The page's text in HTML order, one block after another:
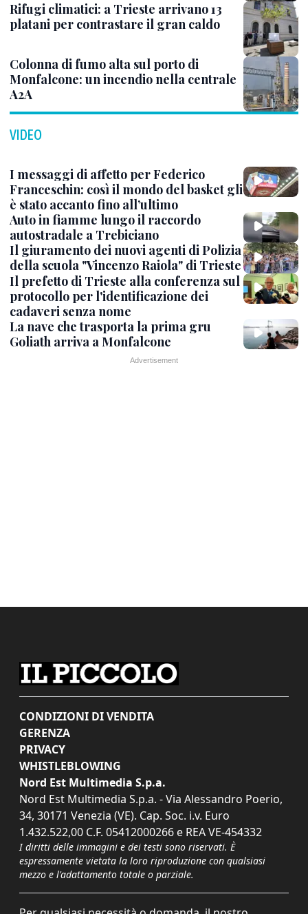
Rifugi climatici: a Trieste arrivano 13
platani per contrastare il gran caldo
Colonna di fumo alta sul porto di
Monfalcone: un incendio nella centrale
A2A
VIDEO
I messaggi di affetto per Federico
Franceschin: così il mondo del basket gli
è stato accanto fino all’ultimo
Auto in fiamme lungo il raccordo
autostradale a Trebiciano
Il giuramento dei nuovi agenti di Polizia
della scuola "Vincenzo Raiola" di Trieste
Il prefetto di Trieste alla conferenza sul
protocollo per l'identificazione dei
cadaveri senza nome
La nave che trasporta la prima gru
Goliath arriva a Monfalcone
CONDIZIONI DI VENDITA
GERENZA
PRIVACY
WHISTLEBLOWING
Nord Est Multimedia S.p.a.
Nord Est Multimedia S.p.a. - Via Alessandro Poerio,
34, 30171 Venezia (VE). Cap. Soc. i.v. Euro
1.432.522,00 C.F. 05412000266 e REA VE-454332
I diritti delle immagini e dei testi sono riservati. È
espressamente vietata la loro riproduzione con qualsiasi
mezzo e l'adattamento totale o parziale.